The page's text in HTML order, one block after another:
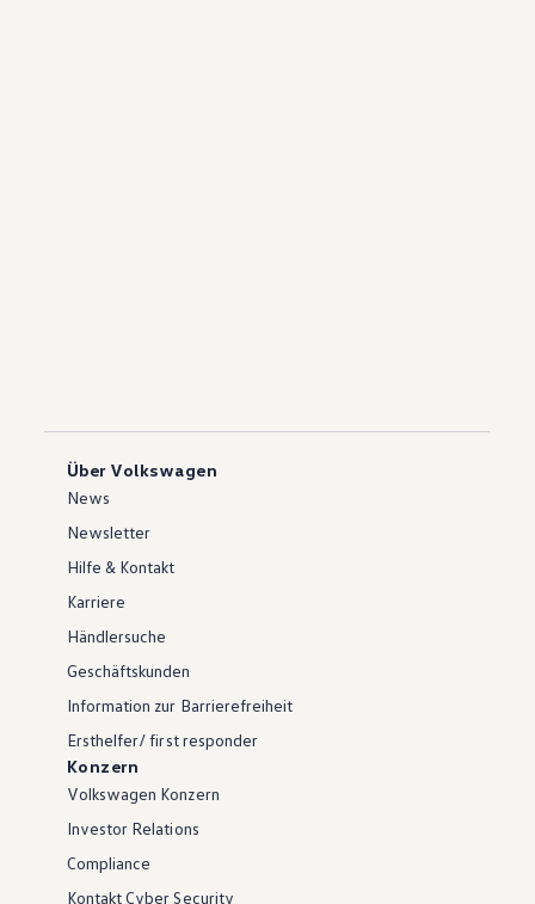
Über Volkswagen
News
Newsletter
Hilfe & Kontakt
Karriere
Händlersuche
Geschäftskunden
Information zur Barrierefreiheit
Ersthelfer/ first responder
Konzern
Volkswagen Konzern
Investor Relations
Compliance
Kontakt Cyber Security